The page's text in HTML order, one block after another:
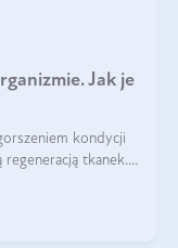
Jak je
kondycji
regeneracją tkanek.